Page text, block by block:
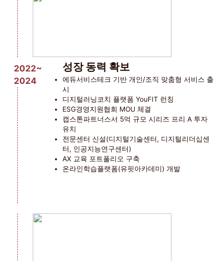
2022~
2024
성장 동력 확보
에듀서비스테크 기반 개인/조직 맞춤형 서비스 출
시
디지털러닝코치 플랫폼 YouFIT 런칭
ESG경영지원협회 MOU 체결
캡스톤파트너스서 5억 규모 시리즈 프리 A 투자
유치
전문센터 신설(디지털기술센터, 디지털리더십센
터, 인공지능연구센터)
AX 교육 포트폴리오 구축
온라인학습플랫폼(유핏아카데미) 개발